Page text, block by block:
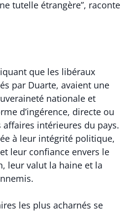
tutelle étrangère”, raconte
que les libéraux
par Duarte, avaient une
nationale et
d’ingérence, directe ou
intérieures du pays.
à leur intégrité politique,
leur confiance envers le
leur valut la haine et la
les plus acharnés se